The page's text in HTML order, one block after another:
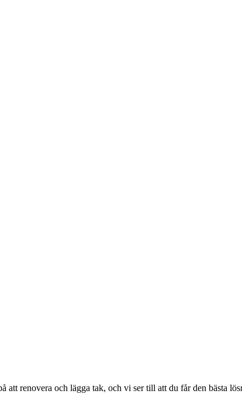
renovera och lägga tak, och vi ser till att du får den bästa